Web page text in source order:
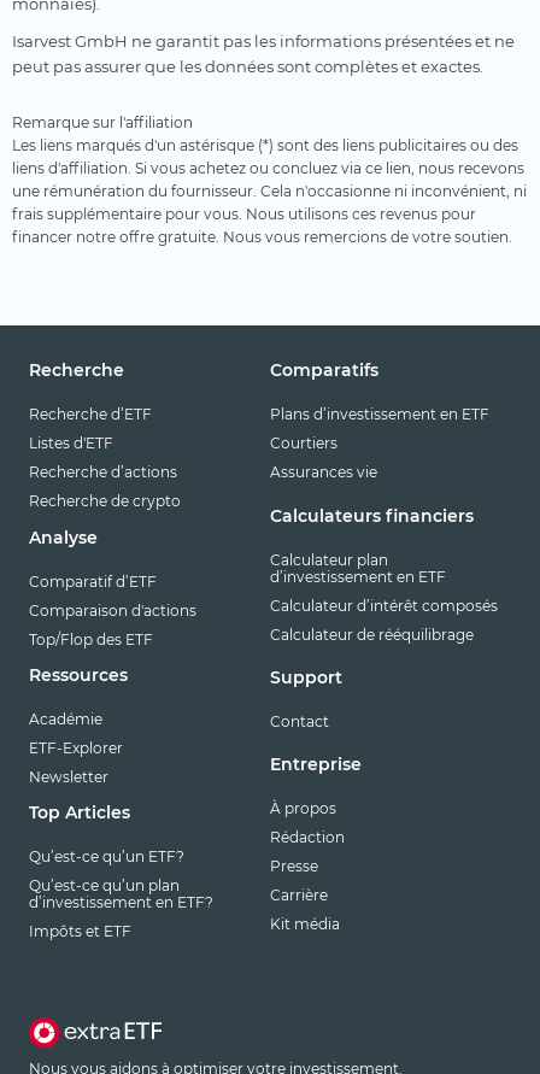
monnaies).
Isarvest GmbH ne garantit pas les informations présentées et ne
peut pas assurer que les données sont complètes et exactes.
Remarque sur l'affiliation
Les liens marqués d'un astérisque (*) sont des liens publicitaires ou des
liens d'affiliation. Si vous achetez ou concluez via ce lien, nous recevons
une rémunération du fournisseur. Cela n'occasionne ni inconvénient, ni
frais supplémentaire pour vous. Nous utilisons ces revenus pour
financer notre offre gratuite. Nous vous remercions de votre soutien.
Recherche
Recherche d’ETF
Listes d'ETF
Recherche d’actions
Recherche de crypto
Analyse
Comparatif d’ETF
Comparaison d'actions
Top/Flop des ETF
Ressources
Académie
ETF-Explorer
Newsletter
Top Articles
Qu’est-ce qu’un ETF?
Qu’est-ce qu’un plan
d’investissement en ETF?
Impôts et ETF
Comparatifs
Plans d’investissement en ETF
Courtiers
Assurances vie
Calculateurs financiers
Calculateur plan
d’investissement en ETF
Calculateur d’intérêt composés
Calculateur de rééquilibrage
Support
Contact
Entreprise
À propos
Rédaction
Presse
Carrière
Kit média
Nous vous aidons à optimiser votre investissement.